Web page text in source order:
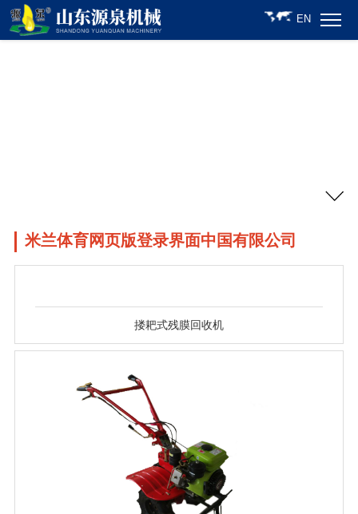
EN
米兰体育网页版登录界面中国有限公司
搂耙式残膜回收机